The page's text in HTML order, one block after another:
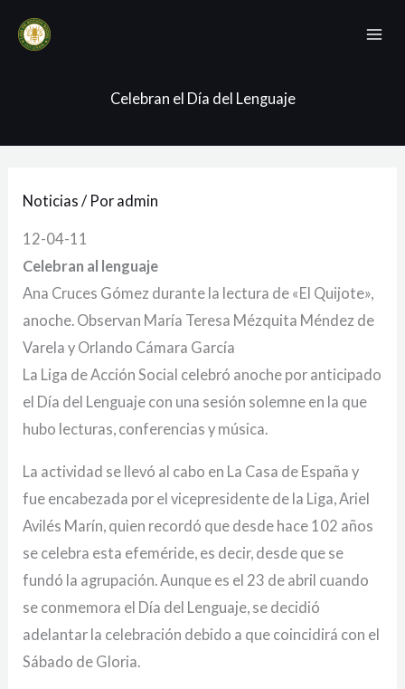
Celebran el Día del Lenguaje
Noticias / Por admin
12-04-11
Celebran al lenguaje
Ana Cruces Gómez durante la lectura de «El Quijote»,
anoche. Observan María Teresa Mézquita Méndez de
Varela y Orlando Cámara García
La Liga de Acción Social celebró anoche por anticipado
el Día del Lenguaje con una sesión solemne en la que
hubo lecturas, conferencias y música.
La actividad se llevó al cabo en La Casa de España y
fue encabezada por el vicepresidente de la Liga, Ariel
Avilés Marín, quien recordó que desde hace 102 años
se celebra esta efeméride, es decir, desde que se
fundó la agrupación. Aunque es el 23 de abril cuando
se conmemora el Día del Lenguaje, se decidió
adelantar la celebración debido a que coincidirá con el
Sábado de Gloria.